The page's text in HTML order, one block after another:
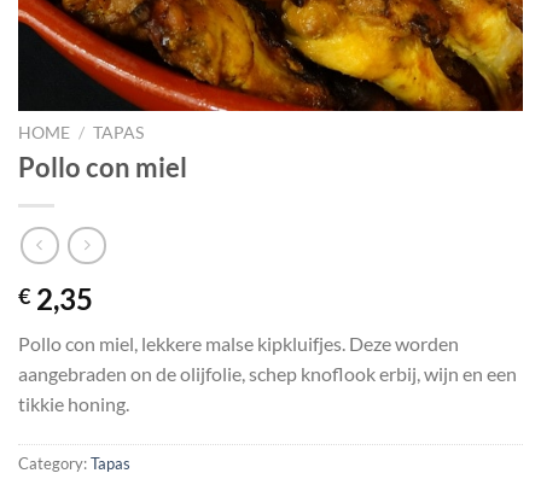
HOME / TAPAS
Pollo con miel
€ 2,35
Pollo con miel, lekkere malse kipkluifjes. Deze worden
aangebraden on de olijfolie, schep knoflook erbij, wijn en een
tikkie honing.
Category:Tapas